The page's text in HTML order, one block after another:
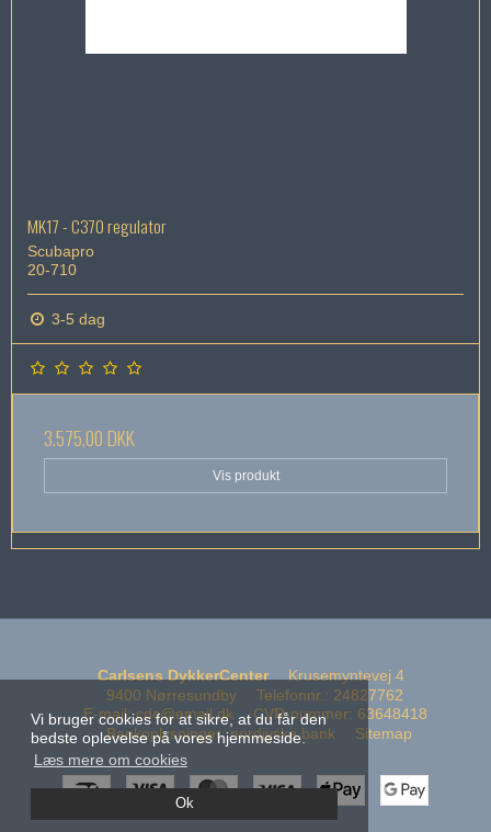
Vi bruger cookies for at sikre, at du får den
bedste oplevelse på vores hjemmeside.
Læs mere om cookies
Ok
MK17 - C370 regulator
Scubapro
20-710
3-5 dag
3.575,00 DKK
Vis produkt
Carlsens DykkerCenter
Krusemyntevej 4
9400 Nørresundby
Telefonnr. : 24827762
E-mail: cdc@email.dk CVR-nummer: 63648418
Bankoplysninger:nordjyske bank Sitemap